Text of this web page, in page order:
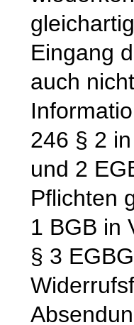
Eingang
auch
246 § 2
und 2
Pflichten
1 BGB in
§ 3